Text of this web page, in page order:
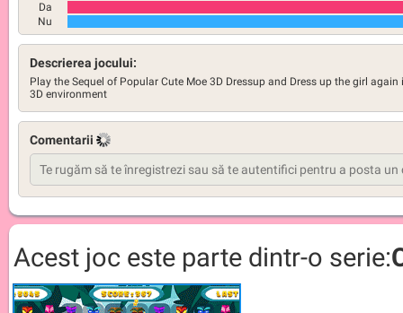
Da
Nu
Descrierea jocului:
Play the Sequel of Popular Cute Moe 3D Dressup and Dress up the girl again
3D environment
Comentarii
Acest joc este parte dintr-o serie: